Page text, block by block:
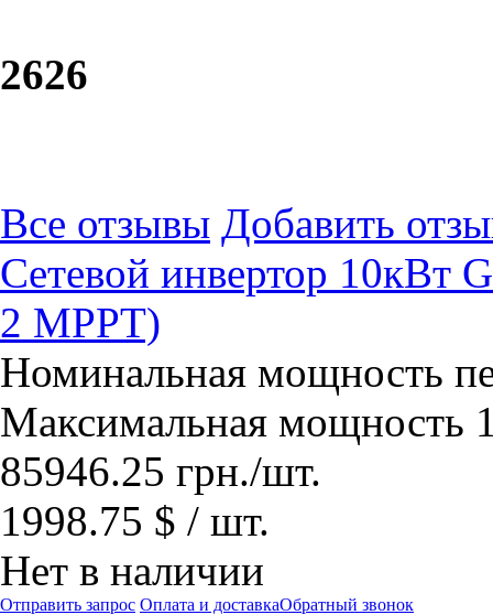
2626
Все отзывы Добавить
Сетевой инвертор 10кВт
2 МРРТ)
Номинальная мощность
Максимальная мощность
85946.25 грн./шт.
1998.75 $ / шт.
Нет в наличии
Отправить запрос Оплата и доставкаОбратный звонок